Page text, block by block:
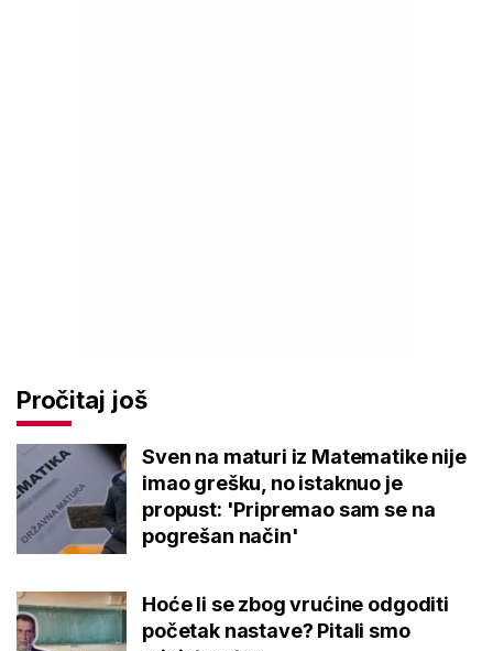
Pročitaj još
Sven na maturi iz Matematike nije
imao grešku, no istaknuo je
propust: 'Pripremao sam se na
pogrešan način'
Hoće li se zbog vrućine odgoditi
početak nastave? Pitali smo